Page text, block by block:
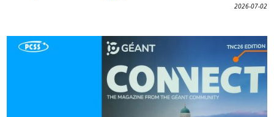
2026-07-02